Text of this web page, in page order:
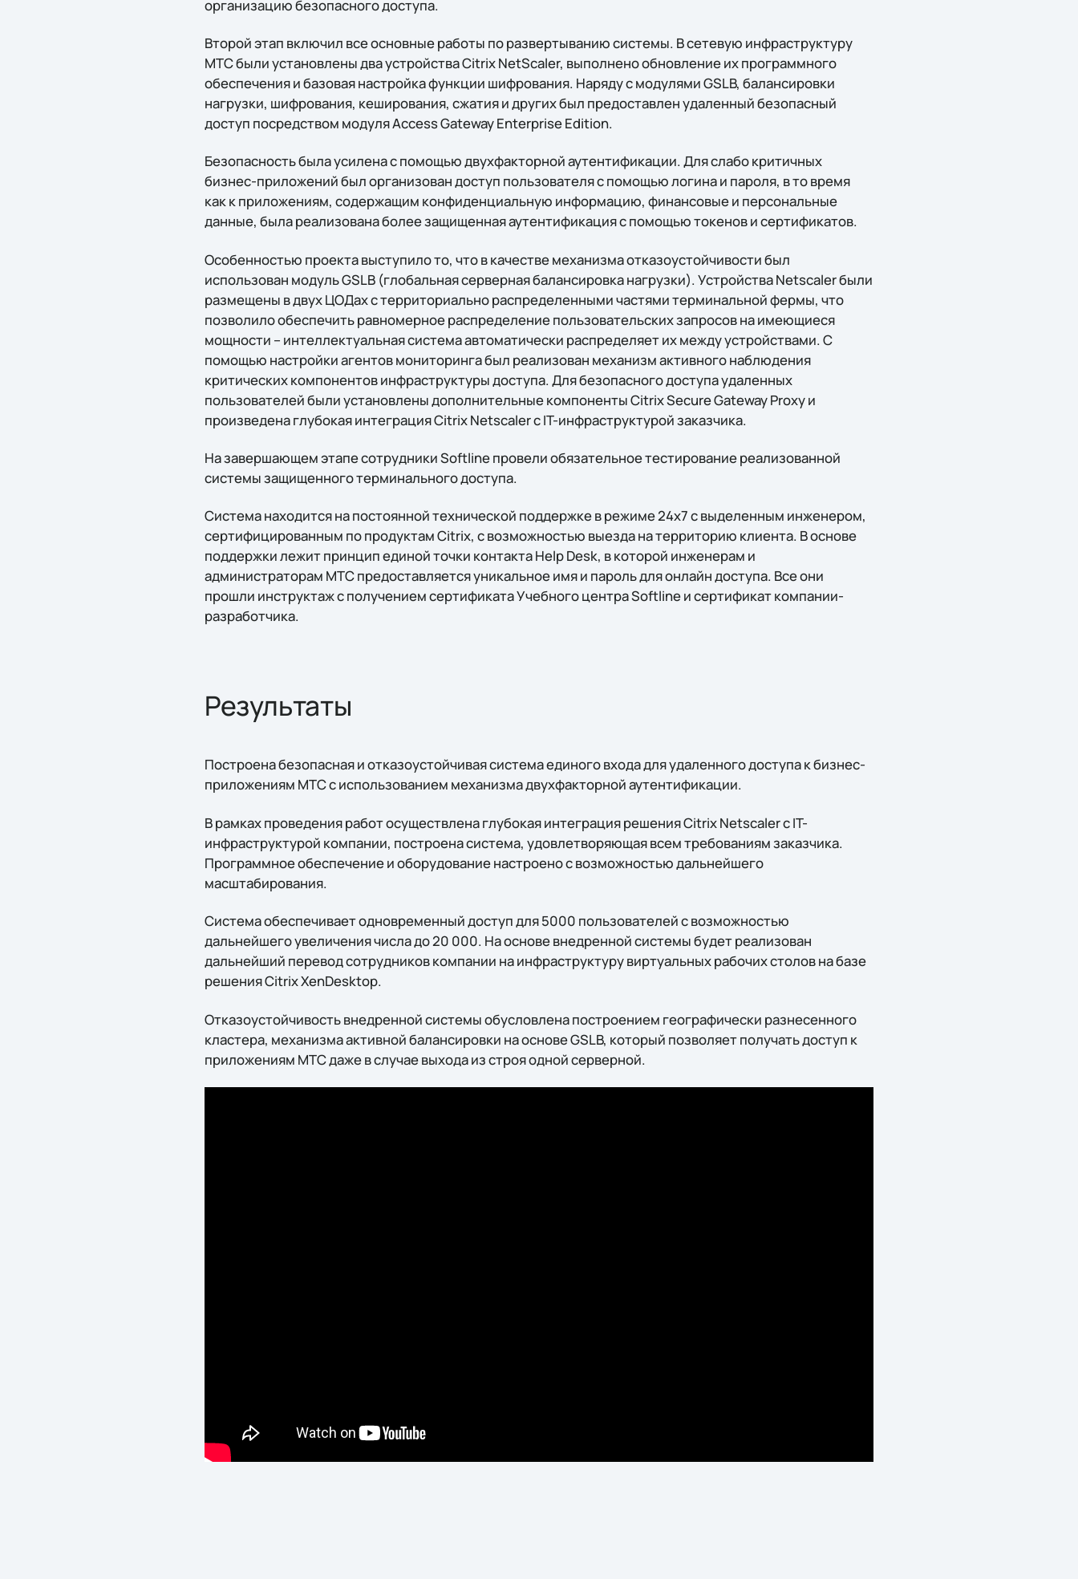
организацию безопасного доступа.
Второй этап включил все основные работы по развертыванию системы. В сетевую инфраструктуру
МТС были установлены два устройства Citrix NetScaler, выполнено обновление их программного
обеспечения и базовая настройка функции шифрования. Наряду с модулями GSLB, балансировки
нагрузки, шифрования, кеширования, сжатия и других был предоставлен удаленный безопасный
доступ посредством модуля Access Gateway Enterprise Edition.
Безопасность была усилена с помощью двухфакторной аутентификации. Для слабо критичных
бизнес-приложений был организован доступ пользователя с помощью логина и пароля, в то время
как к приложениям, содержащим конфиденциальную информацию, финансовые и персональные
данные, была реализована более защищенная аутентификация с помощью токенов и сертификатов.
Особенностью проекта выступило то, что в качестве механизма отказоустойчивости был
использован модуль GSLB (глобальная серверная балансировка нагрузки). Устройства Netscaler были
размещены в двух ЦОДах с территориально распределенными частями терминальной фермы, что
позволило обеспечить равномерное распределение пользовательских запросов на имеющиеся
мощности – интеллектуальная система автоматически распределяет их между устройствами. С
помощью настройки агентов мониторинга был реализован механизм активного наблюдения
критических компонентов инфраструктуры доступа. Для безопасного доступа удаленных
пользователей были установлены дополнительные компоненты Citrix Secure Gateway Proxy и
произведена глубокая интеграция Citrix Netscaler с IT-инфраструктурой заказчика.
На завершающем этапе сотрудники Softline провели обязательное тестирование реализованной
системы защищенного терминального доступа.
Система находится на постоянной технической поддержке в режиме 24х7 с выделенным инженером,
сертифицированным по продуктам Citrix, с возможностью выезда на территорию клиента. В основе
поддержки лежит принцип единой точки контакта Help Desk, в которой инженерам и
администраторам МТС предоставляется уникальное имя и пароль для онлайн доступа. Все они
прошли инструктаж с получением сертификата Учебного центра Softline и сертификат компании-
разработчика.
Результаты
Построена безопасная и отказоустойчивая система единого входа для удаленного доступа к бизнес-
приложениям МТС с использованием механизма двухфакторной аутентификации.
В рамках проведения работ осуществлена глубокая интеграция решения Citrix Netscaler с IT-
инфраструктурой компании, построена система, удовлетворяющая всем требованиям заказчика.
Программное обеспечение и оборудование настроено с возможностью дальнейшего
масштабирования.
Система обеспечивает одновременный доступ для 5000 пользователей с возможностью
дальнейшего увеличения числа до 20 000. На основе внедренной системы будет реализован
дальнейший перевод сотрудников компании на инфраструктуру виртуальных рабочих столов на базе
решения Citrix XenDesktop.
Отказоустойчивость внедренной системы обусловлена построением географически разнесенного
кластера, механизма активной балансировки на основе GSLB, который позволяет получать доступ к
приложениям МТС даже в случае выхода из строя одной серверной.